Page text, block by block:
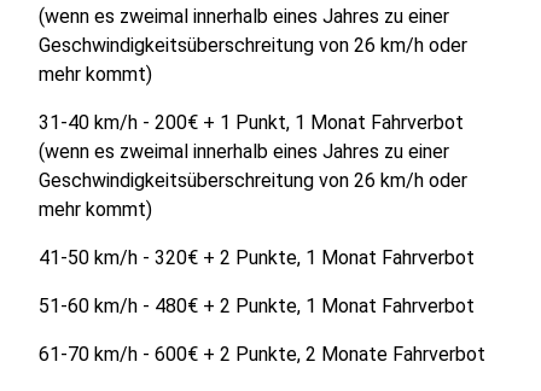
(wenn es zweimal innerhalb eines Jahres zu einer
Geschwindigkeitsüberschreitung von 26 km/h oder
mehr kommt)
31-40 km/h - 200€ + 1 Punkt, 1 Monat Fahrverbot
(wenn es zweimal innerhalb eines Jahres zu einer
Geschwindigkeitsüberschreitung von 26 km/h oder
mehr kommt)
41-50 km/h - 320€ + 2 Punkte, 1 Monat Fahrverbot
51-60 km/h - 480€ + 2 Punkte, 1 Monat Fahrverbot
61-70 km/h - 600€ + 2 Punkte, 2 Monate Fahrverbot